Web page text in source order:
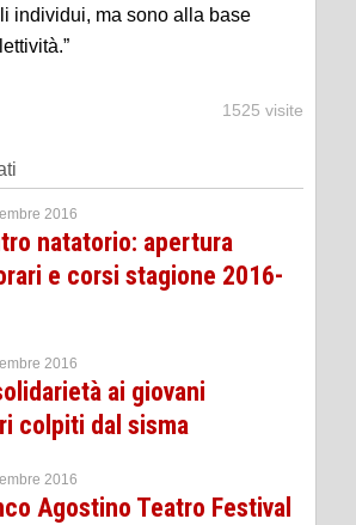
individui, ma sono alla base
1525 visite
2016
natatorio: apertura
e corsi stagione 2016-
2016
ai giovani
colpiti dal sisma
2016
Agostino Teatro Festival